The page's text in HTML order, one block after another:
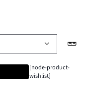
[node-product-
wishlist]